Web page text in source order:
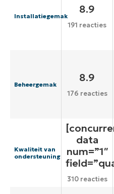
Installatiegemak
8.9
191 reacties
Beheergemak
8.9
176 reacties
Kwaliteit van
ondersteuning
data
num=”1″
310 reacties